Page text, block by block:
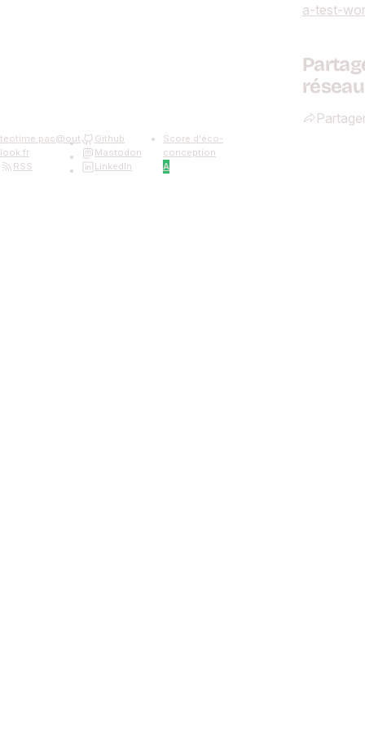
a-test-
réseau
teotime.pac@out
look.fr
RSS
Github
Mastodon
LinkedIn
Score d'éco-
conception
A